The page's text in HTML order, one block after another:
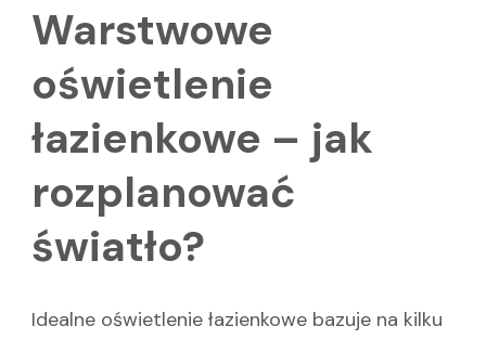
Warstwowe
oświetlenie
łazienkowe – jak
rozplanować
światło?
Idealne oświetlenie łazienkowe bazuje na kilku